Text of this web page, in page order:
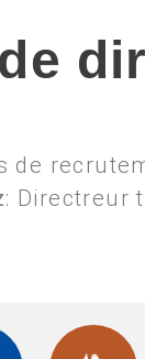
de
: Directreur